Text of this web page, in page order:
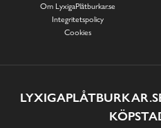
Om LyxigaPlåtburkar.se
Integritetspolicy
Cookies